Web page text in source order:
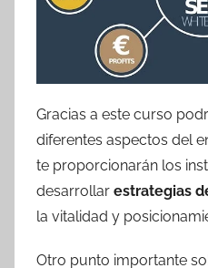
Gracias a este curso
diferentes aspectos del
te proporcionarán los
desarrollar estrategias
la vitalidad y
Otro punto importante